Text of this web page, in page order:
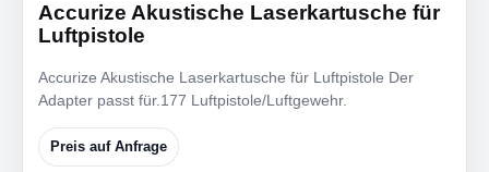
Accurize Akustische Laserkartusche für
Luftpistole
Accurize Akustische Laserkartusche für Luftpistole Der
Adapter passt für.177 Luftpistole/Luftgewehr.
Preis auf Anfrage